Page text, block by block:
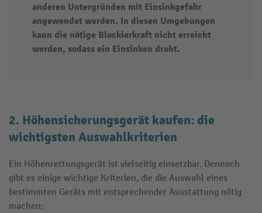
anderen Untergründen mit Einsinkgefahr
angewendet werden. In diesen Umgebungen
kann die nötige Blockierkraft nicht erreicht
werden, sodass ein Einsinken droht.
2. Höhensicherungsgerät kaufen: die
wichtigsten Auswahlkriterien
Ein Höhenrettungsgerät ist vielseitig einsetzbar. Dennoch
gibt es einige wichtige Kriterien, die die Auswahl eines
bestimmten Geräts mit entsprechender Ausstattung nötig
machen: